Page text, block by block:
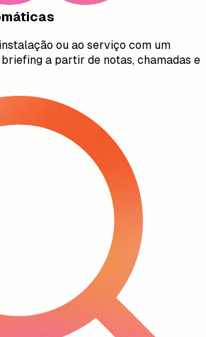
ou ao serviço com um
briefing a partir de notas, chamadas e